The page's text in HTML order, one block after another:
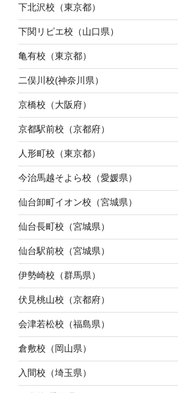
下北沢校（東京都）
下関リピエ校（山口県）
亀有校（東京都）
二俣川校(神奈川県）
京橋校（大阪府）
京都駅前校（京都府）
人形町校（東京都）
今治馬越そよら校（愛媛県）
仙台卸町イオン校（宮城県）
仙台長町校（宮城県）
仙台駅前校（宮城県）
伊勢崎校（群馬県）
伏見桃山校（京都府）
会津若松校（福島県）
倉敷校（岡山県）
入間校（埼玉県）